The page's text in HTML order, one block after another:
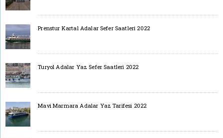
Prenstur Kartal Adalar Sefer Saatleri 2022
Turyol Adalar Yaz Sefer Saatleri 2022
Mavi Marmara Adalar Yaz Tarifesi 2022